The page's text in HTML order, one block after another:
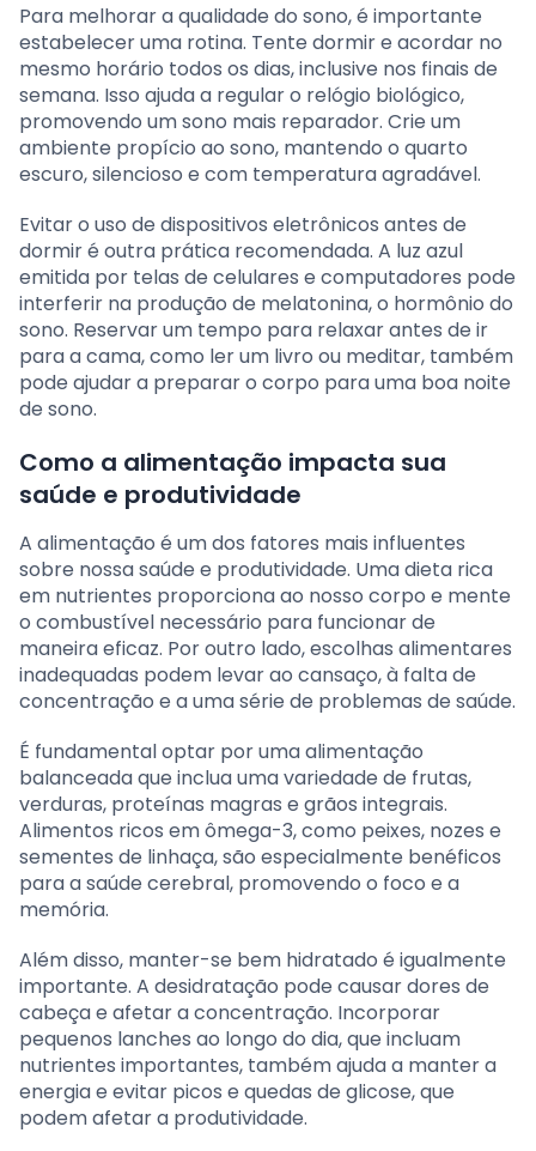
Para melhorar a qualidade do sono, é importante
estabelecer uma rotina. Tente dormir e acordar no
mesmo horário todos os dias, inclusive nos finais de
semana. Isso ajuda a regular o relógio biológico,
promovendo um sono mais reparador. Crie um
ambiente propício ao sono, mantendo o quarto
escuro, silencioso e com temperatura agradável.
Evitar o uso de dispositivos eletrônicos antes de
dormir é outra prática recomendada. A luz azul
emitida por telas de celulares e computadores pode
interferir na produção de melatonina, o hormônio do
sono. Reservar um tempo para relaxar antes de ir
para a cama, como ler um livro ou meditar, também
pode ajudar a preparar o corpo para uma boa noite
de sono.
Como a alimentação impacta sua
saúde e produtividade
A alimentação é um dos fatores mais influentes
sobre nossa saúde e produtividade. Uma dieta rica
em nutrientes proporciona ao nosso corpo e mente
o combustível necessário para funcionar de
maneira eficaz. Por outro lado, escolhas alimentares
inadequadas podem levar ao cansaço, à falta de
concentração e a uma série de problemas de saúde.
É fundamental optar por uma alimentação
balanceada que inclua uma variedade de frutas,
verduras, proteínas magras e grãos integrais.
Alimentos ricos em ômega-3, como peixes, nozes e
sementes de linhaça, são especialmente benéficos
para a saúde cerebral, promovendo o foco e a
memória.
Além disso, manter-se bem hidratado é igualmente
importante. A desidratação pode causar dores de
cabeça e afetar a concentração. Incorporar
pequenos lanches ao longo do dia, que incluam
nutrientes importantes, também ajuda a manter a
energia e evitar picos e quedas de glicose, que
podem afetar a produtividade.